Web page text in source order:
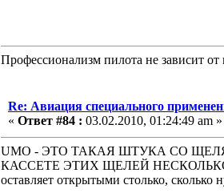
Профессионализм пилота не зависит
Re: Авиация специального
« Ответ #84 : 03.02.2010, 01:24:49 am »
UMO - ЭТО ТАКАЯ ШТУКА СО
КАССЕТЕ ЭТИХ ЩЕЛЕЙ
оставляет открытыми столько, сколько